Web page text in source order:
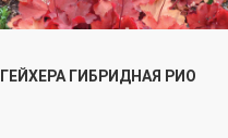
ГЕЙХЕРА ГИБРИДНАЯ РИО